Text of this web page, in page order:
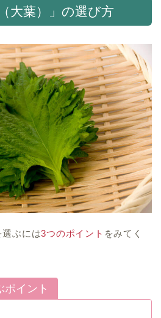
大葉）」の選び方
選ぶには3つのポイント をみてく
ポイント